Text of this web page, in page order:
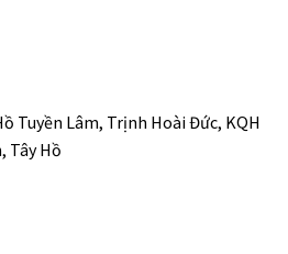
Tuyền Lâm, Trịnh Hoài Đức, KQH
Tây Hồ